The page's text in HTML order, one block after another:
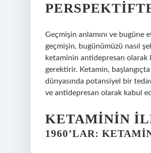
Geçmişin anlamını ve bugüne
geçmişin, bugünümüzü nasıl
ketaminin antidepresan olarak
gerektirir. Ketamin,
dünyasında potansiyel bir
ve antidepresan olarak kabul
KETAMININ
1960’LAR: